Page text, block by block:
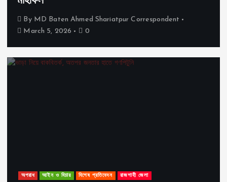
By MD Baten Ahmed Shariatpur Correspondent
March 5, 2026
0
অপরাধ আইন ও বিচার বিশেষ প্রতিবেদন রাজশাহী জেলা